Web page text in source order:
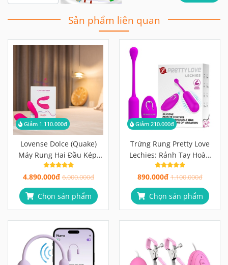
Sản phẩm liên quan
Giảm 1.110.000đ
Lovense Dolce (Quake)
Máy Rung Hai Đầu Kép,
Kích Thích Điểm G, Âm
Vật Đồng Thời
4.890.000đ 6.000.000đ
Chọn sản phẩm
Giảm 210.000đ
Trứng Rung Pretty Love
Lechies: Rảnh Tay Hoàn
Toàn, 12 Chế Độ, Remote
Không Dây Chỉ 890K
890.000đ 1.100.000đ
Chọn sản phẩm